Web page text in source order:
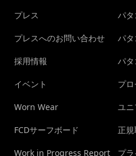
プレス
プレスへのお問い合わせ
採用情報
イベント
Worn Wear
FCDサーフボード
Work in Progress Report
パ
パ
パタ
プ
ユ
正
プ